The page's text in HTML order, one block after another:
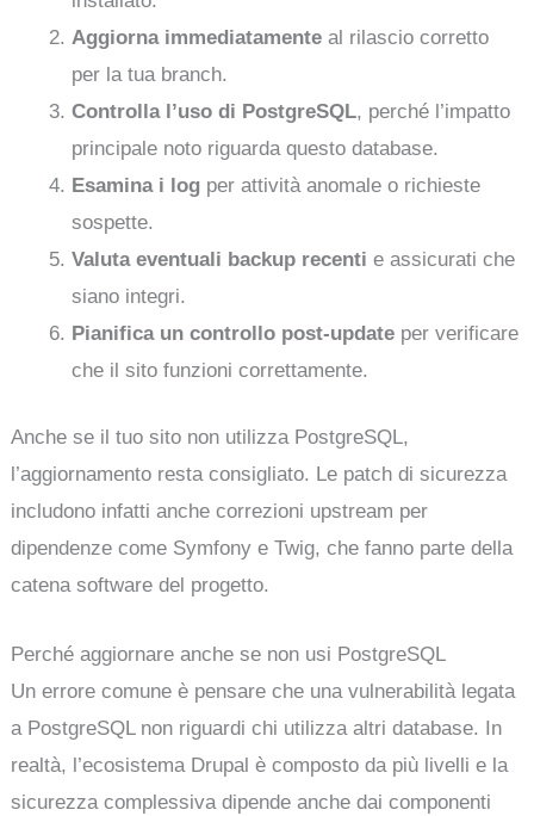
Aggiorna immediatamente al rilascio corretto
per la tua branch.
Controlla l’uso di PostgreSQL, perché l’impatto
principale noto riguarda questo database.
Esamina i log per attività anomale o richieste
sospette.
Valuta eventuali backup recenti e assicurati che
siano integri.
Pianifica un controllo post-update per verificare
che il sito funzioni correttamente.
Anche se il tuo sito non utilizza PostgreSQL,
l’aggiornamento resta consigliato. Le patch di sicurezza
includono infatti anche correzioni upstream per
dipendenze come Symfony e Twig, che fanno parte della
catena software del progetto.
Perché aggiornare anche se non usi PostgreSQL
Un errore comune è pensare che una vulnerabilità legata
a PostgreSQL non riguardi chi utilizza altri database. In
realtà, l’ecosistema Drupal è composto da più livelli e la
sicurezza complessiva dipende anche dai componenti